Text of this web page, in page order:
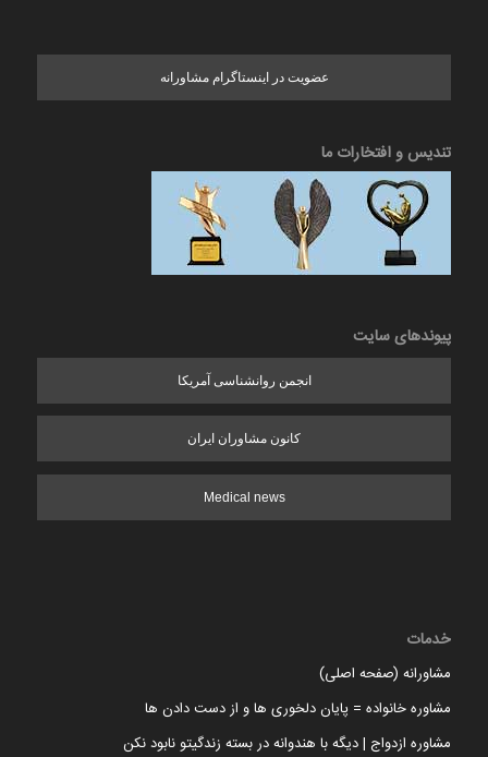
عضویت در اینستاگرام مشاورانه
تندیس و افتخارات ما
پیوندهای سایت
انجمن روانشناسی آمریکا
کانون مشاوران ایران
Medical news
خدمات
مشاورانه (صفحه اصلی)
مشاوره خانواده = پایان دلخوری ها و از دست دادن ها
مشاوره ازدواج | دیگه با هندوانه در بسته زندگیتو نابود نکن